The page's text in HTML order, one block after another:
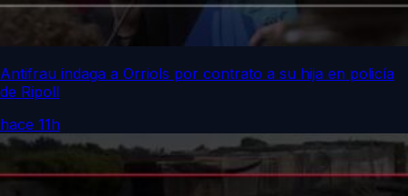
Antifrau indaga a Orriols por contrato a su hija en policía
de Ripoll
hace 11h